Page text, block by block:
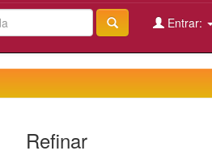
Entrar:
Refinar